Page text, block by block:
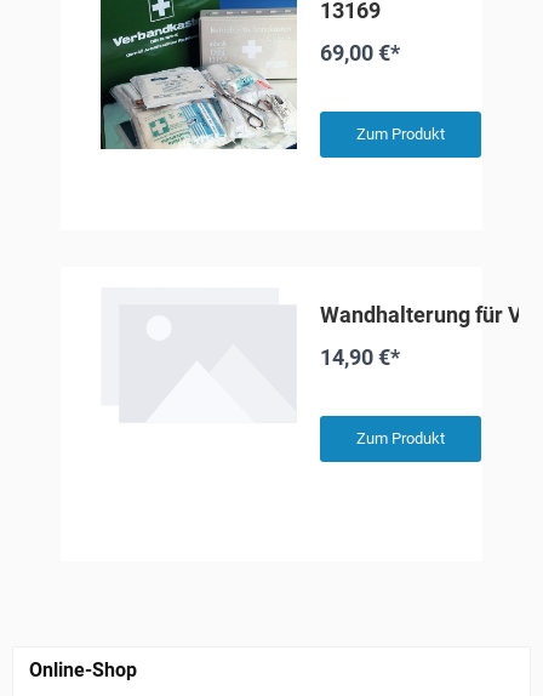
Online-Shop
13169
69,00 €*
Zum Produkt
Wandhalterung für
14,90 €*
Zum Produkt